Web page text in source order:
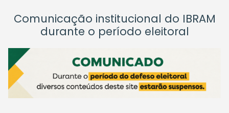
Comunicação institucional do IBRAM
durante o período eleitoral